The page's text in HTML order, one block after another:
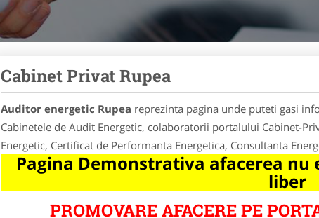
Cabinet Privat Rupea
Auditor energetic Rupea reprezinta pagina unde puteti gasi
Cabinetele de Audit Energetic, colaboratorii portalului Cabinet-
Energetic, Certificat de Performanta Energetica, Consultanta
Pagina Demonstrativa afacerea
liber
PROMOVARE AFACERE PE